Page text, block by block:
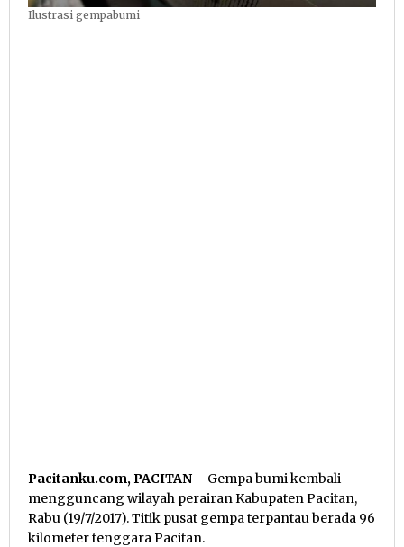
Ilustrasi gempabumi
Pacitanku.com, PACITAN – Gempa bumi kembali
mengguncang wilayah perairan Kabupaten Pacitan,
Rabu (19/7/2017). Titik pusat gempa terpantau berada 96
kilometer tenggara Pacitan.